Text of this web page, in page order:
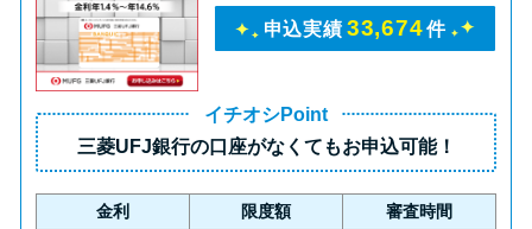
申込実績 33,674 件
イチオシPoint
三菱UFJ銀行の口座がなくてもお申込可能！
金利 限度額 審査時間